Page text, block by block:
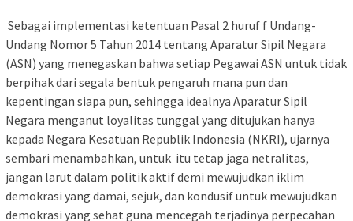
Sebagai implementasi ketentuan Pasal 2 huruf f Undang-
Undang Nomor 5 Tahun 2014 tentang Aparatur Sipil Negara
(ASN) yang menegaskan bahwa setiap Pegawai ASN untuk tidak
berpihak dari segala bentuk pengaruh mana pun dan
kepentingan siapa pun, sehingga idealnya Aparatur Sipil
Negara menganut loyalitas tunggal yang ditujukan hanya
kepada Negara Kesatuan Republik Indonesia (NKRI), ujarnya
sembari menambahkan, untuk itu tetap jaga netralitas,
jangan larut dalam politik aktif demi mewujudkan iklim
demokrasi yang damai, sejuk, dan kondusif untuk mewujudkan
demokrasi yang sehat guna mencegah terjadinya perpecahan